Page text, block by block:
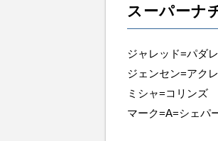
スーパーナ
ジャレッド=パダ
ジェンセン=アク
ミシャ=コリンズ
マーク=A=シェパ